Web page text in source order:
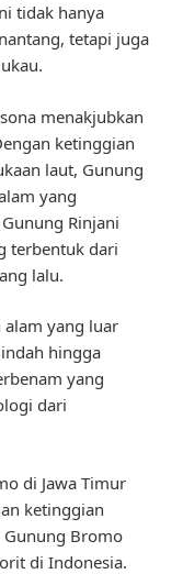
tidak hanya
tetapi juga
menakjubkan
ketinggian
laut, Gunung
yang
Rinjani
terbentuk dari
lalu.
alam yang luar
hingga
yang
dari
di Jawa Timur
ketinggian
Bromo
di Indonesia.